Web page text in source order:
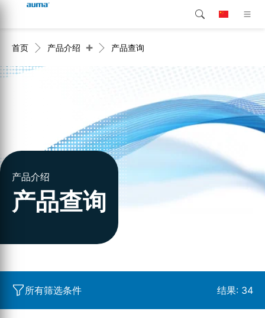
产品介绍
服务支持
公司简介
联系我们
continent.global
北美
搜索
首页 产品介绍 + 产品查询
产品介绍
产品查询
所有筛选条件 结果: 34